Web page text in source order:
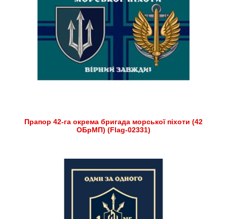
Прапор 42-га окрема бригада морської піхоти (42
ОБрМП) (Flag-02331)